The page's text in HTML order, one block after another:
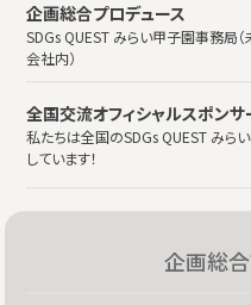
企画総合プロデュース
SDGs QUEST みらい甲子園事務局
会社内）
全国交流オフィシャルスポンサ
私たちは全国のSDGs QUEST みら
しています！
企画総